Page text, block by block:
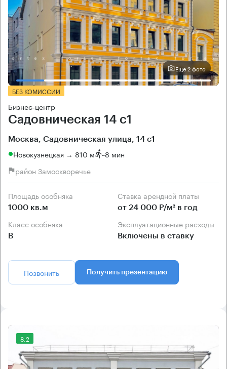
Еще 2 фото
БЕЗ КОМИССИИ
Бизнес-центр
Садовническая 14 с1
Москва, Садовническая улица, 14 с1
Новокузнецкая → 810 м ~8 мин
район Замоскворечье
Площадь особняка
1000 кв.м
Ставка арендной платы
от 24 000 Р/м² в год
Класс особняка
B
Эксплуатационные расходы
Включены в ставку
Позвонить Получить презентацию
8.2